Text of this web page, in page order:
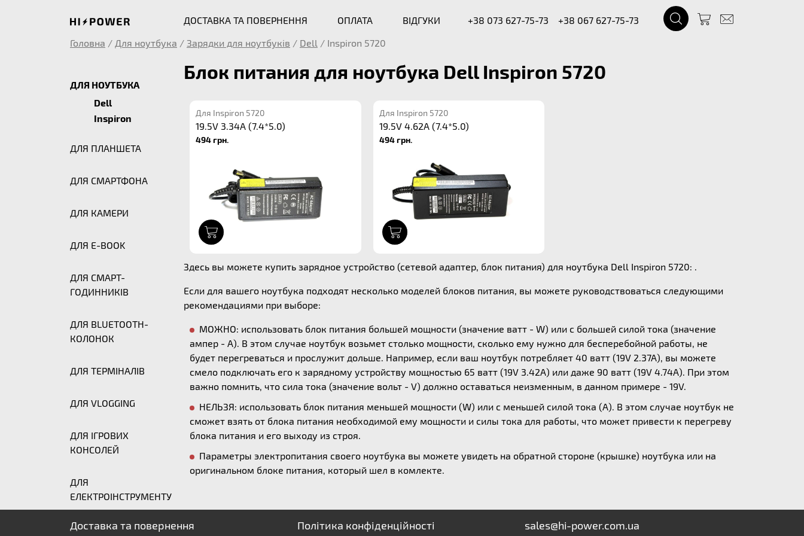
ДОСТАВКА ТА ПОВЕРНЕННЯ ОПЛАТА ВІДГУКИ +38 073 627-75-73
+38 067 627-75-73
Головна / Для ноутбука / Зарядки для ноутбуків / Dell / Inspiron 5720
ДЛЯ НОУТБУКА
Dell
Inspiron
ДЛЯ ПЛАНШЕТА
ДЛЯ СМАРТФОНА
ДЛЯ КАМЕРИ
ДЛЯ E-BOOK
ДЛЯ СМАРТ-
ГОДИННИКІВ
ДЛЯ BLUETOOTH-
КОЛОНОК
ДЛЯ ТЕРМІНАЛІВ
ДЛЯ VLOGGING
ДЛЯ ІГРОВИХ
КОНСОЛЕЙ
ДЛЯ
ЕЛЕКТРОІНСТРУМЕНТУ
Блок питания для ноутбука Dell Inspiron 5720
Для Inspiron 5720
19.5V 3.34A (7.4*5.0)
494 грн.
Для Inspiron 5720
19.5V 4.62A (7.4*5.0)
494 грн.
Здесь вы можете купить зарядное устройство (сетевой адаптер, блок питания) для ноутбука Dell Inspiron 5720: .
Если для вашего ноутбука подходят несколько моделей блоков питания, вы можете руководствоваться следующими
рекомендациями при выборе:
МОЖНО: использовать блок питания большей мощности (значение ватт - W) или с большей силой тока (значение
ампер - А). В этом случае ноутбук возьмет столько мощности, сколько ему нужно для бесперебойной работы, не
будет перегреваться и прослужит дольше. Например, если ваш ноутбук потребляет 40 ватт (19V 2.37A), вы можете
смело подключать его к зарядному устройству мощностью 65 ватт (19V 3.42A) или даже 90 ватт (19V 4.74A). При этом
важно помнить, что сила тока (значение вольт - V) должно оставаться неизменным, в данном примере - 19V.
НЕЛЬЗЯ: использовать блок питания меньшей мощности (W) или с меньшей силой тока (А). В этом случае ноутбук не
сможет взять от блока питания необходимой ему мощности и силы тока для работы, что может привести к перегреву
блока питания и его выходу из строя.
Параметры электропитания своего ноутбука вы можете увидеть на обратной стороне (крышке) ноутбука или на
оригинальном блоке питания, который шел в комлекте.
Доставка та повернення Політика конфіденційності sales@hi-power.com.ua